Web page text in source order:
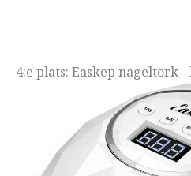
4:e plats: Easkep nageltork